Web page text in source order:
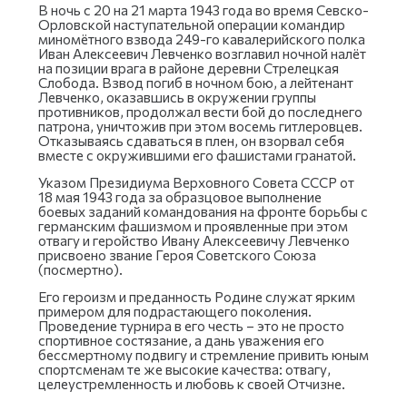
В ночь с 20 на 21 марта 1943 года во время Севско-
Орловской наступательной операции командир
миномётного взвода 249-го кавалерийского полка
Иван Алексеевич Левченко возглавил ночной налёт
на позиции врага в районе деревни Стрелецкая
Слобода. Взвод погиб в ночном бою, а лейтенант
Левченко, оказавшись в окружении группы
противников, продолжал вести бой до последнего
патрона, уничтожив при этом восемь гитлеровцев.
Отказываясь сдаваться в плен, он взорвал себя
вместе с окружившими его фашистами гранатой.
Указом Президиума Верховного Совета СССР от
18 мая 1943 года за образцовое выполнение
боевых заданий командования на фронте борьбы с
германским фашизмом и проявленные при этом
отвагу и геройство Ивану Алексеевичу Левченко
присвоено звание Героя Советского Союза
(посмертно).
Его героизм и преданность Родине служат ярким
примером для подрастающего поколения.
Проведение турнира в его честь – это не просто
спортивное состязание, а дань уважения его
бессмертному подвигу и стремление привить юным
спортсменам те же высокие качества: отвагу,
целеустремленность и любовь к своей Отчизне.